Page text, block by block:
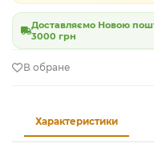
Доставляємо Новою
3000 грн
В обране
Характеристики